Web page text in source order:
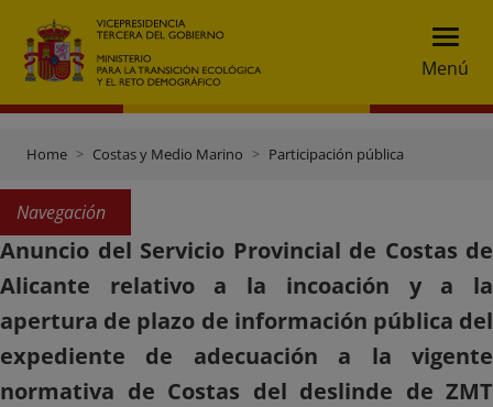
Menú
Home Costas y Medio Marino Participación pública
Navegación
Anuncio del Servicio Provincial de Costas de
Alicante relativo a la incoación y a la
apertura de plazo de información pública del
expediente de adecuación a la vigente
normativa de Costas del deslinde de ZMT